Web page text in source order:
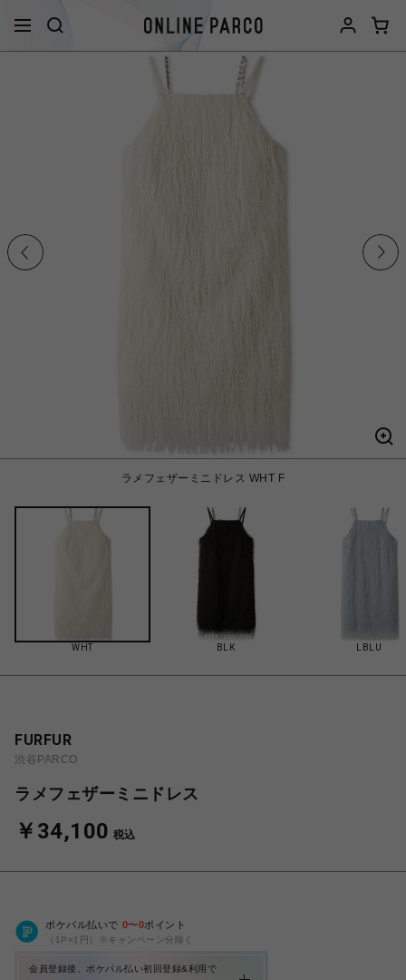
ラメフェザーミニドレス WHT F
WHT BLK LBLU
FURFUR
渋谷PARCO
ラメフェザーミニドレス
￥34,100 税込
ポケパル払いで 0〜0ポイント
（1P=1円）※キャンペーン分除く
会員登録後、ポケパル払い初回登録&利用で